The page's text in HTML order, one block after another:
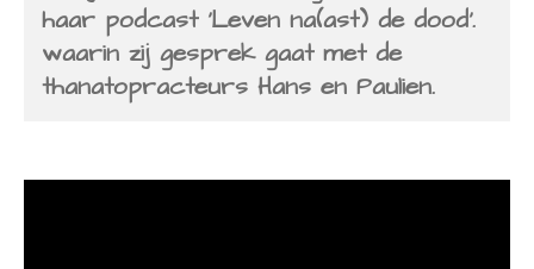
haar podcast 'Leven na(ast) de dood'.
waarin zij gesprek gaat met de
thanatopracteurs Hans en Paulien.